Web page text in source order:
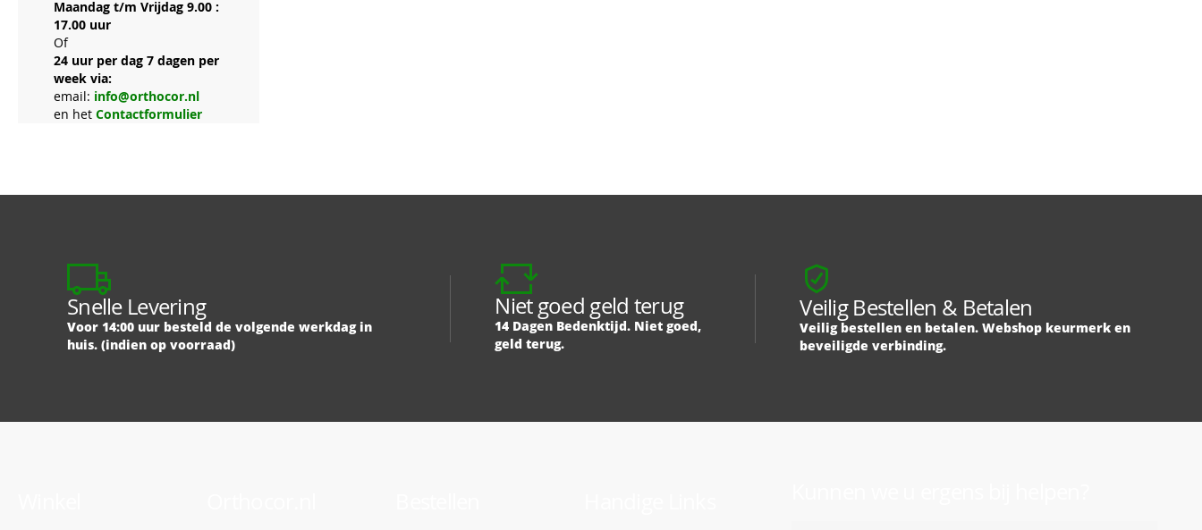
Maandag t/m Vrijdag 9.00 :
17.00 uur
Of
24 uur per dag 7 dagen per
week via:
email: info@orthocor.nl
en het Contactformulier
Snelle Levering
Voor 14:00 uur besteld de volgende werkdag in
huis. (indien op voorraad)
Niet goed geld terug
14 Dagen Bedenktijd. Niet goed,
geld terug.
Veilig Bestellen & Betalen
Veilig bestellen en betalen. Webshop keurmerk en
beveiligde verbinding.